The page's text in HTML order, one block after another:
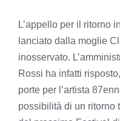
L’appello per il ritorno
lanciato dalla moglie
inosservato.
Rossi ha infatti
porte per l’artista
possibilità di un ritorno